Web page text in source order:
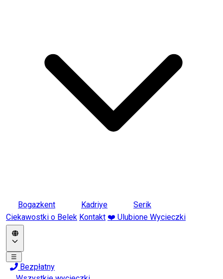
Bogazkent Kadriye
Serik
Ciekawostki o Belek Kontakt ❤️ Ulubione Wycieczki
☰
Bezpłatny